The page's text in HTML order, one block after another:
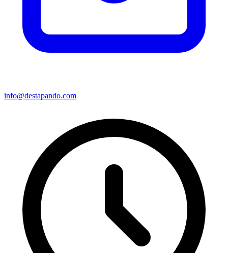
info@destapando.com